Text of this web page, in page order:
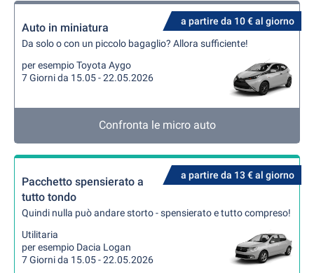
a partire da 10 € al giorno
Auto in miniatura
Da solo o con un piccolo bagaglio? Allora sufficiente!
per esempio Toyota Aygo
7 Giorni da 15.05 - 22.05.2026
Confronta le micro auto
a partire da 13 € al giorno
Pacchetto spensierato a
tutto tondo
Quindi nulla può andare storto - spensierato e tutto compreso!
Utilitaria
per esempio Dacia Logan
7 Giorni da 15.05 - 22.05.2026